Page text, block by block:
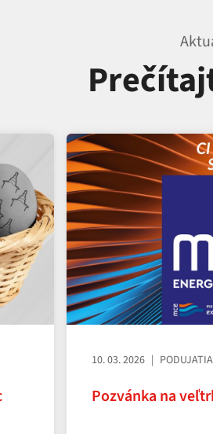
10. 03. 2026 PODUJATIA
Pozvánka na